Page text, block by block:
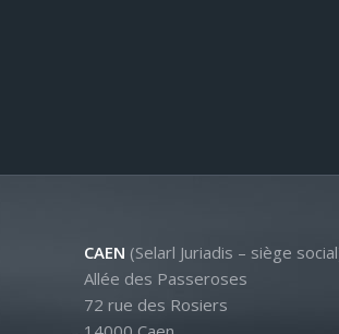
CAEN (Selarl Juriadis – siège
Allée des Passeroses
72 rue des Rosiers